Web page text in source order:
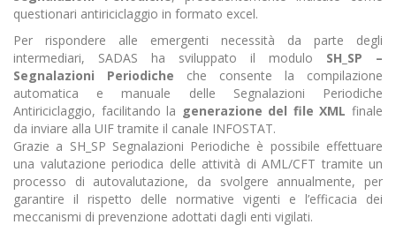
questionari antiriciclaggio in formato excel.
Per rispondere alle emergenti necessità da parte degli
intermediari, SADAS ha sviluppato il modulo SH_SP –
Segnalazioni Periodiche che consente la compilazione
automatica e manuale delle Segnalazioni Periodiche
Antiriciclaggio, facilitando la generazione del file XML finale
da inviare alla UIF tramite il canale INFOSTAT.
Grazie a SH_SP Segnalazioni Periodiche è possibile effettuare
una valutazione periodica delle attività di AML/CFT tramite un
processo di autovalutazione, da svolgere annualmente, per
garantire il rispetto delle normative vigenti e l’efficacia dei
meccanismi di prevenzione adottati dagli enti vigilati.